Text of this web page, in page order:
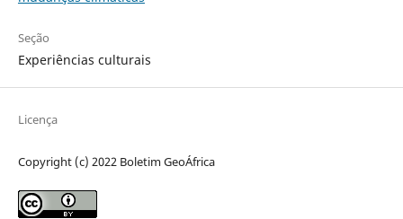
Seção
Experiências culturais
Licença
Copyright (c) 2022 Boletim GeoÁfrica